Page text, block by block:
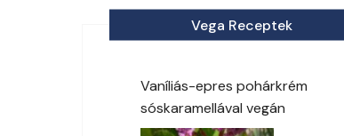
Vega Receptek
Vaníliás-epres pohárkrém
sóskaramellával vegán